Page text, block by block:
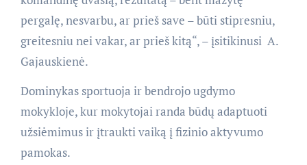
pergalę, nesvarbu, ar prieš save – būti stipresniu,
greitesniu nei vakar, ar prieš kitą“, – įsitikinusi A.
Gajauskienė.
Dominykas sportuoja ir bendrojo ugdymo
mokykloje, kur mokytojai randa būdų adaptuoti
užsiėmimus ir įtraukti vaiką į fizinio aktyvumo
pamokas.